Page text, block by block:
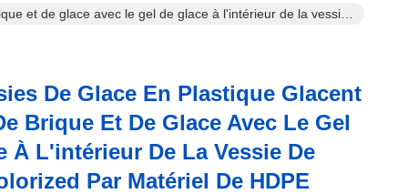
et de glace avec le gel de glace à l'intérieur de la vessie
De Glace En Plastique Glacent
Brique Et De Glace Avec Le Gel
À L'intérieur De La Vessie De
Par Matériel De HDPE